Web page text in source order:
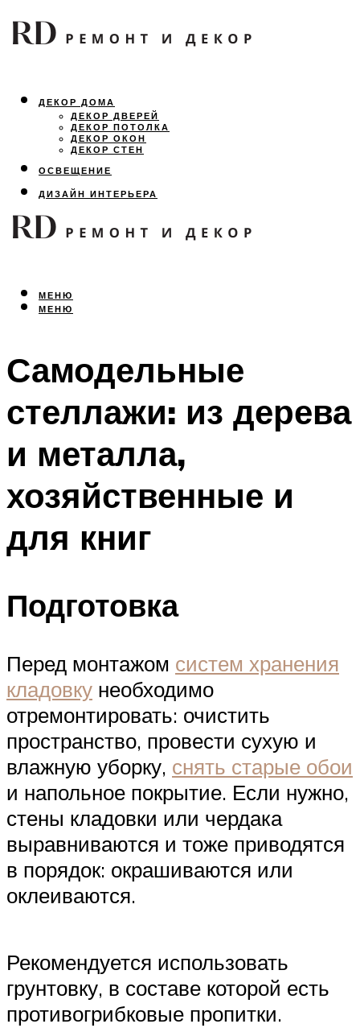
ДЕКОР ДОМА
ДЕКОР ДВЕРЕЙ
ДЕКОР ПОТОЛКА
ДЕКОР ОКОН
ДЕКОР СТЕН
ОСВЕЩЕНИЕ
ДИЗАЙН ИНТЕРЬЕРА
ЛАНДШАФТНЫЙ ДИЗАЙН
ВСЕ ПРО РЕМОНТ
МЕНЮ
МЕНЮ
Самодельные
стеллажи: из дерева
и металла,
хозяйственные и
для книг
Подготовка
Перед монтажом систем хранения
кладовку необходимо
отремонтировать: очистить
пространство, провести сухую и
влажную уборку, снять старые обои
и напольное покрытие. Если нужно,
стены кладовки или чердака
выравниваются и тоже приводятся
в порядок: окрашиваются или
оклеиваются.
Рекомендуется использовать
грунтовку, в составе которой есть
противогрибковые пропитки.